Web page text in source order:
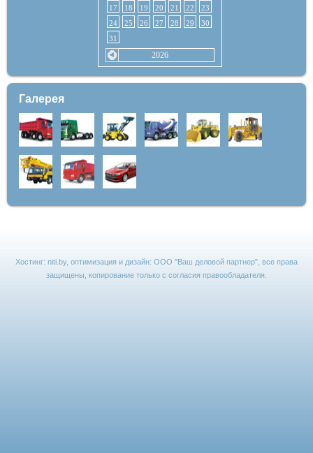
17
18 19 20 21 22
23
24
25 26 27 28 29
30
31
2026
Галерея
Хостинг: niti.by, оптимизация и дизайн: ООО "Ваш деловой партнер" , все права
защищены, копирование только с согласия правообладателя.